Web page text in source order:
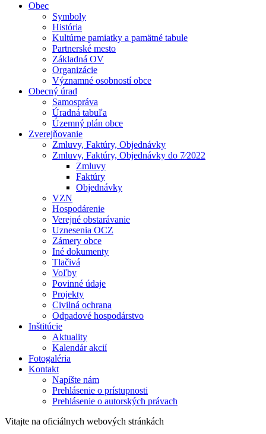
Obec
Symboly
História
Kultúrne pamiatky a pamätné tabule
Partnerské mesto
Základná OV
Organizácie
Významné osobností obce
Obecný úrad
Samospráva
Úradná tabuľa
Územný plán obce
Zverejňovanie
Zmluvy, Faktúry, Objednávky
Zmluvy, Faktúry, Objednávky do 7⁄2022
Zmluvy
Faktúry
Objednávky
VZN
Hospodárenie
Verejné obstarávanie
Uznesenia OCZ
Zámery obce
Iné dokumenty
Tlačivá
Voľby
Povinné údaje
Projekty
Civilná ochrana
Odpadové hospodárstvo
Inštitúcie
Aktuality
Kalendár akcií
Fotogaléria
Kontakt
Napíšte nám
Prehlásenie o prístupnosti
Prehlásenie o autorských právach
Vitajte na oficiálnych webových stránkách